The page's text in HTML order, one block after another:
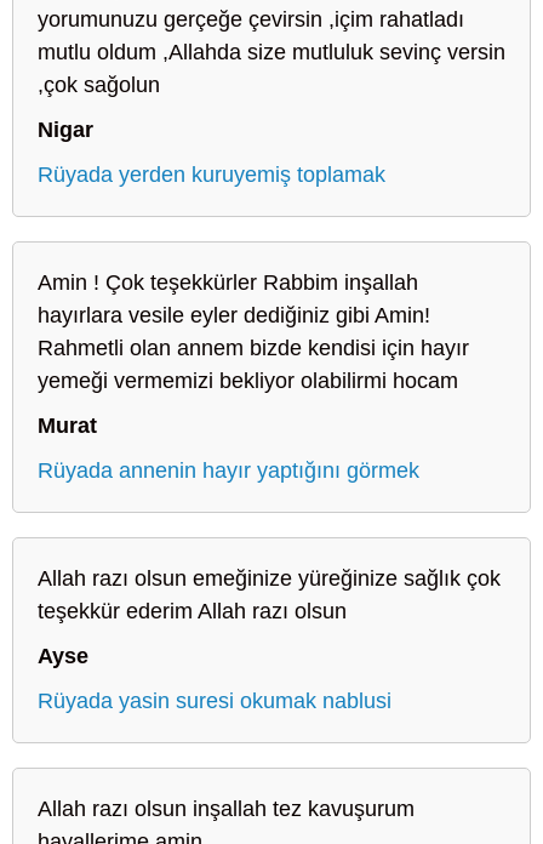
yorumunuzu gerçeğe çevirsin ,içim rahatladı
mutlu oldum ,Allahda size mutluluk sevinç versin
,çok sağolun
Nigar
Rüyada yerden kuruyemiş toplamak
Amin ! Çok teşekkürler Rabbim inşallah
hayırlara vesile eyler dediğiniz gibi Amin!
Rahmetli olan annem bizde kendisi için hayır
yemeği vermemizi bekliyor olabilirmi hocam
Murat
Rüyada annenin hayır yaptığını görmek
Allah razı olsun emeğinize yüreğinize sağlık çok
teşekkür ederim Allah razı olsun
Ayse
Rüyada yasin suresi okumak nablusi
Allah razı olsun inşallah tez kavuşurum